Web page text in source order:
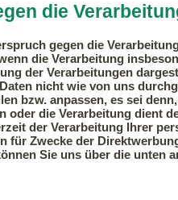
die
gegen die
die Verarbeitung
der Verarbeitungen
nicht wie von uns
bzw. anpassen, es sei
oder die Verarbeitung dient
der Verarbeitung Ihrer
für Zwecke der
Sie uns über die unten